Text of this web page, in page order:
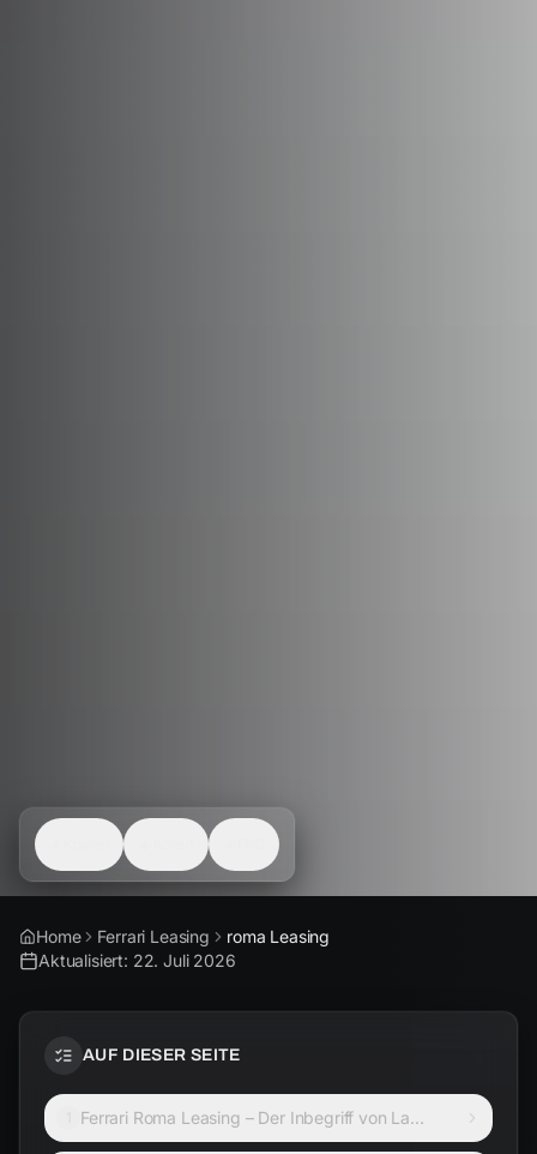
Home Ferrari Leasing
roma Leasing
Aktualisiert: 22. Juli 2026
AUF DIESER SEITE
Ferrari Roma Leasing – Der Inbegriff von La
Nuova Dolce Vita